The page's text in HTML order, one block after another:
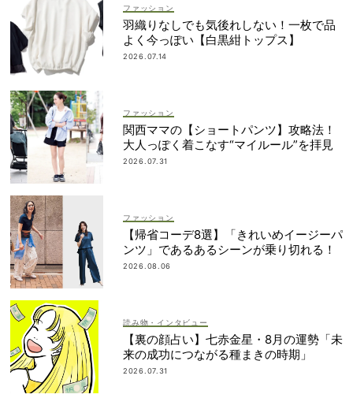
ファッション
羽織りなしでも気後れしない！一枚で品
よく今っぽい【白黒紺トップス】
2026.07.14
ファッション
関西ママの【ショートパンツ】攻略法！
大人っぽく着こなす“マイルール”を拝見
2026.07.31
ファッション
【帰省コーデ8選】「きれいめイージーパ
ンツ」であるあるシーンが乗り切れる！
2026.08.06
読み物・インタビュー
【裏の顔占い】七赤金星・8月の運勢「未
来の成功につながる種まきの時期」
2026.07.31